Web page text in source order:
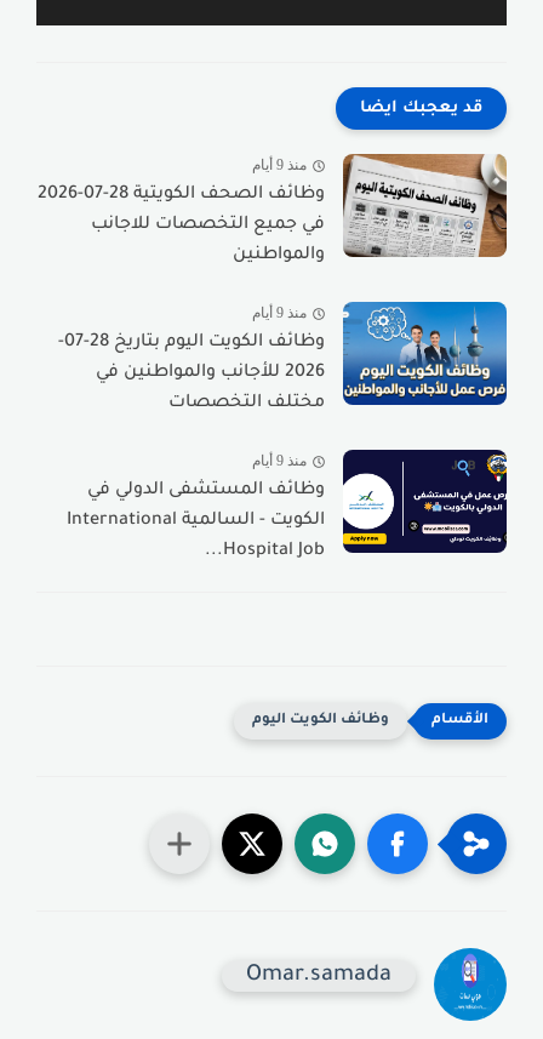
قد يعجبك ايضا
منذ 9 أيام
وظائف الصحف الكويتية 28-07-2026
في جميع التخصصات للاجانب
والمواطنين
منذ 9 أيام
وظائف الكويت اليوم بتاريخ 28-07-
2026 للأجانب والمواطنين في
مختلف التخصصات
منذ 9 أيام
وظائف المستشفى الدولي في
الكويت - السالمية International
Hospital Job...
وظائف الكويت اليوم
Omar.samada